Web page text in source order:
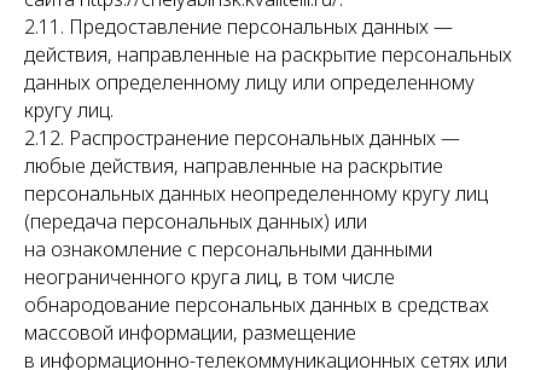
2.11. Предоставление персональных данных —
действия, направленные на раскрытие персональных
данных определенному лицу или определенному
кругу лиц.
2.12. Распространение персональных данных —
любые действия, направленные на раскрытие
персональных данных неопределенному кругу лиц
(передача персональных данных) или
на ознакомление с персональными данными
неограниченного круга лиц, в том числе
обнародование персональных данных в средствах
массовой информации, размещение
в информационно-телекоммуникационных сетях или